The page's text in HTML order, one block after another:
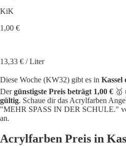
KiK
1,00 €
13,33 € / Liter
Diese Woche (KW32) gibt es in Kassel
Dergünstigste Preis beträgt 1,00 € 🥇
gültig. Schaue dir das Acrylfarben
"MEHR SPASS IN DER SCHULE."
an.
Acrylfarben Preis in